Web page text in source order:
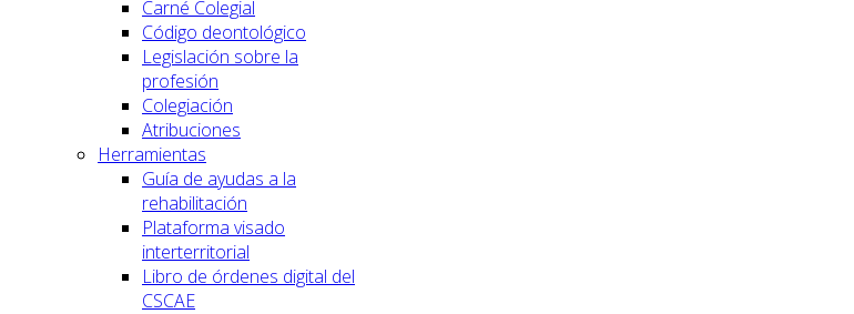
Carné Colegial
Código deontológico
Legislación sobre la
profesión
Colegiación
Atribuciones
Herramientas
Guía de ayudas a la
rehabilitación
Plataforma visado
interterritorial
Libro de órdenes digital del
CSCAE